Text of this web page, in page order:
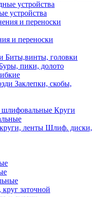
устройства
и переноски
Биты,винты, головки
пики, долото
Заклепки, скобы,
Круги
Шлиф. диски,
заточной